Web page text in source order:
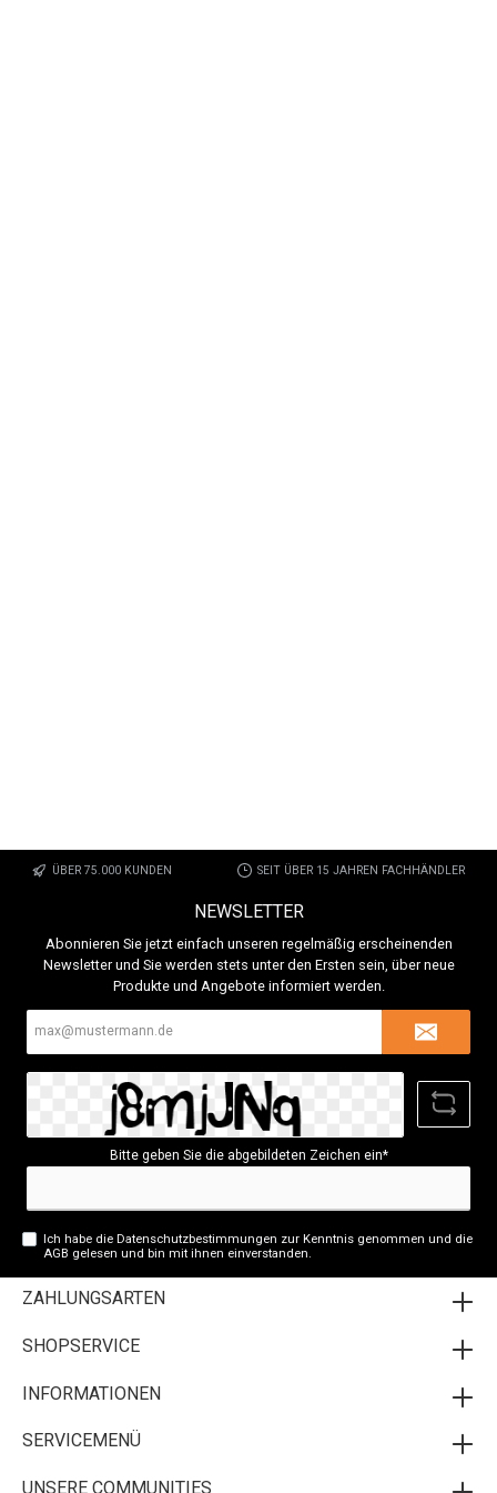
ÜBER 75.000 KUNDEN SEIT ÜBER 15 JAHREN FACHHÄNDLER
NEWSLETTER
Abonnieren Sie jetzt einfach unseren regelmäßig erscheinenden
Newsletter und Sie werden stets unter den Ersten sein, über neue
Produkte und Angebote informiert werden.
Bitte geben Sie die abgebildeten Zeichen ein*
Ich habe dieDatenschutzbestimmungen zur Kenntnis genommen und die
AGB gelesen und bin mit ihnen einverstanden.
ZAHLUNGSARTEN
SHOPSERVICE
INFORMATIONEN
SERVICEMENÜ
UNSERE COMMUNITIES